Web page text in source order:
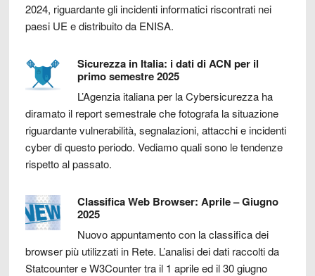
2024, riguardante gli incidenti informatici riscontrati nei
paesi UE e distribuito da ENISA.
Sicurezza in Italia: i dati di ACN per il
primo semestre 2025
L’Agenzia italiana per la Cybersicurezza ha
diramato il report semestrale che fotografa la situazione
riguardante vulnerabilità, segnalazioni, attacchi e incidenti
cyber di questo periodo. Vediamo quali sono le tendenze
rispetto al passato.
Classifica Web Browser: Aprile – Giugno
2025
Nuovo appuntamento con la classifica dei
browser più utilizzati in Rete. L’analisi dei dati raccolti da
Statcounter e W3Counter tra il 1 aprile ed il 30 giugno